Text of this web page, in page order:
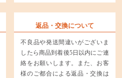
返品・交換について
不良品や発送間違いがございま
したら商品到着後5日以内にご連
絡をお願いします。また、お客
様のご都合による返品・交換は